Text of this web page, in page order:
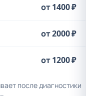
от 1400 ₽
от 2000 ₽
от 1200 ₽
после диагностики